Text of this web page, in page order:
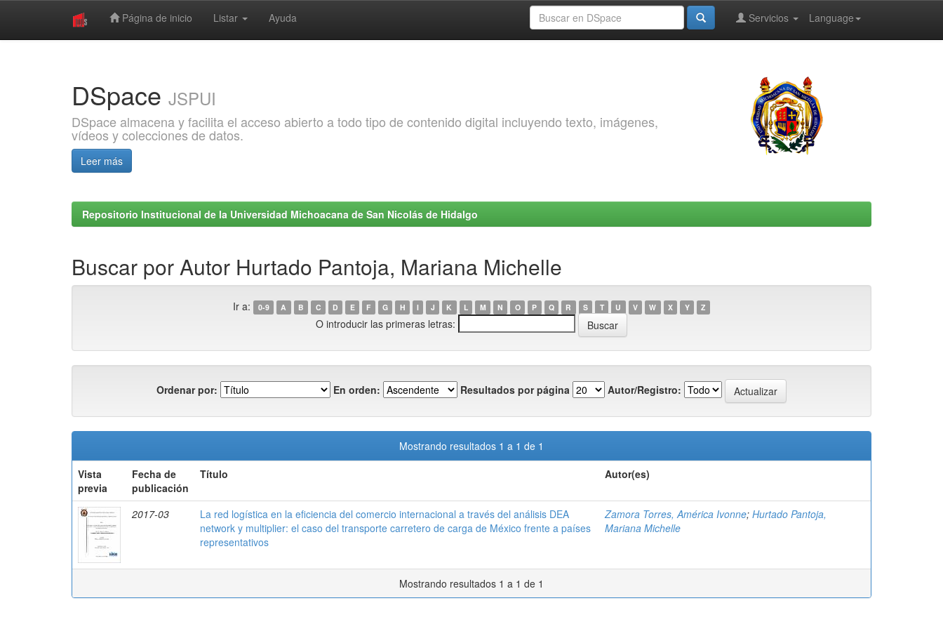
Página de inicio Listar Ayuda Language
Servicios
DSpace JSPUI
DSpace almacena y facilita el acceso abierto a todo tipo de contenido digital incluyendo texto, imágenes,
vídeos y colecciones de datos.
Leer más
Repositorio Institucional de la Universidad Michoacana de San Nicolás de Hidalgo
Buscar por Autor Hurtado Pantoja, Mariana Michelle
Ir a: 0-9 A B C D E F G H I J K L M N O P Q R S T U V W X Y Z
O introducir las primeras letras:
Ordenar por: En orden: Resultados por página Autor/Registro:
Mostrando resultados 1 a 1 de 1
Vista
previa
Fecha de
publicación
Título Autor(es)
2017-03
La red logística en la eficiencia del comercio internacional a través del análisis DEA
network y multiplier: el caso del transporte carretero de carga de México frente a países
representativos
Zamora Torres, América Ivonne; Hurtado Pantoja,
Mariana Michelle
Mostrando resultados 1 a 1 de 1